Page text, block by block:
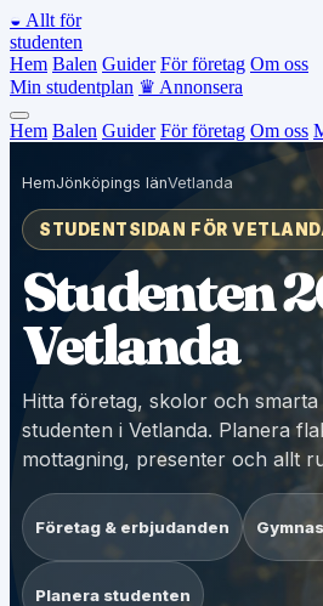
◒ Allt för
studenten
Hem Balen Guider För företag Om oss
Min studentplan ♛ Annonsera
Hem Balen Guider För företag Om oss
HemJönköpings länVetlanda
STUDENTSIDAN FÖR
Studenten
Vetlanda
Hitta företag, skolor och
studenten i Vetlanda. Planera
mottagning, presenter och allt
Företag & erbjudanden
Planera studenten